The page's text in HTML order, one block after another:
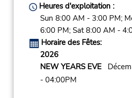
Heures d'exploitation :
Sun 8:00 AM - 3:00 PM;
6:00 PM; Sat 8:00 AM -
Horaire des Fêtes:
2026
NEW YEARS EVE
- 04:00PM